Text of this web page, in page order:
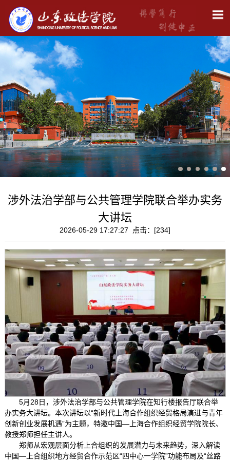
涉外法治学部与公共管理学院联合举办实务
大讲坛
2026-05-29 17:27:27 点击：[234]
5月28日，涉外法治学部与公共管理学院在知行楼报告厅联合举
办实务大讲坛。本次讲坛以“新时代上海合作组织经贸格局演进与青年
创新创业发展机遇”为主题，特邀中国—上海合作组织经贸学院院长、
教授郑师担任主讲人。
郑师从宏观层面分析上合组织的发展潜力与未来趋势，深入解读
中国—上合组织地方经贸合作示范区“四中心一学院”功能布局及“丝路